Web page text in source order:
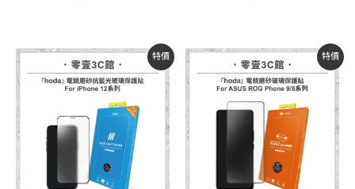
特價
原
始
價
格：
目
前
價
格：
NT$670。
特價
原
始
價
格：
NT$790。
目
前
價
格：
NT$670。